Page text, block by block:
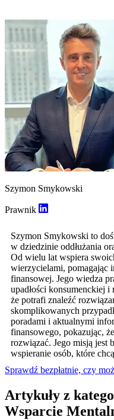
Szymon Smykowski
Prawnik
Szymon Smykowski to
w dziedzinie oddłużania
Od wielu lat wspiera
wierzycielami, pomagając
finansowej. Jego wiedza
upadłości konsumenckiej i
że potrafi znaleźć
skomplikowanych
poradami i aktualnymi
finansowego, pokazując,
rozwiązać. Jego misją jest
wspieranie osób, które
Sprawdź bezpłatnie, czy
Artykuły z
Wsparcie